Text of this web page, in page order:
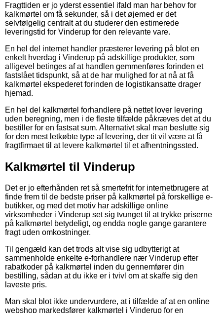
Fragttiden er jo yderst essentiel ifald man har behov for
kalkmørtel om få sekunder, så i det øjemed er det
selvfølgelig centralt at du studerer den estimerede
leveringstid for Vinderup for den relevante vare.
En hel del internet handler præsterer levering på blot en
enkelt hverdag i Vinderup på adskillige produkter, som
alligevel betinges af at handlen gemmenføres forinden et
fastslået tidspunkt, så at de har mulighed for at nå at få
kalkmørtel ekspederet forinden de logistikansatte drager
hjemad.
En hel del kalkmørtel forhandlere på nettet lover levering
uden beregning, men i de fleste tilfælde påkræves det at du
bestiller for en fastsat sum. Alternativt skal man beslutte sig
for den mest letkøbte type af levering, der tit vil være at få
fragtfirmaet til at levere kalkmørtel til et afhentningssted.
Kalkmørtel til Vinderup
Det er jo efterhånden ret så smertefrit for internetbrugere at
finde frem til de bedste priser på kalkmørtel på forskellige e-
butikker, og med det motiv har adskillige online
virksomheder i Vinderup set sig tvunget til at trykke priserne
på kalkmørtel betydeligt, og endda nogle gange garantere
fragt uden omkostninger.
Til gengæld kan det trods alt vise sig udbytterigt at
sammenholde enkelte e-forhandlere nær Vinderup efter
rabatkoder på kalkmørtel inden du gennemfører din
bestilling, sådan at du ikke er i tvivl om at skaffe sig den
laveste pris.
Man skal blot ikke undervurdere, at i tilfælde af at en online
webshop markedsfører kalkmørtel i Vinderup for en